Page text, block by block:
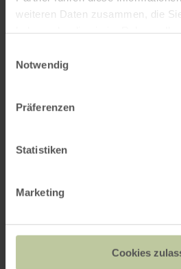
weiteren Daten zusammen, die
Notwendig
Präferenzen
Statistiken
Marketing
Cookies
Anreise planen
in Karte anzeigen
Das könnte
noch
sein